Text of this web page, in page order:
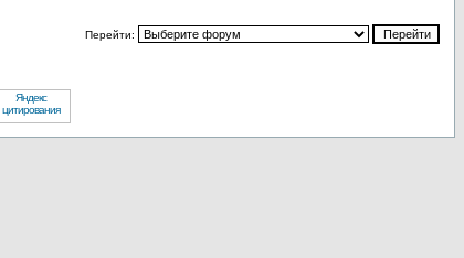
Перейти: